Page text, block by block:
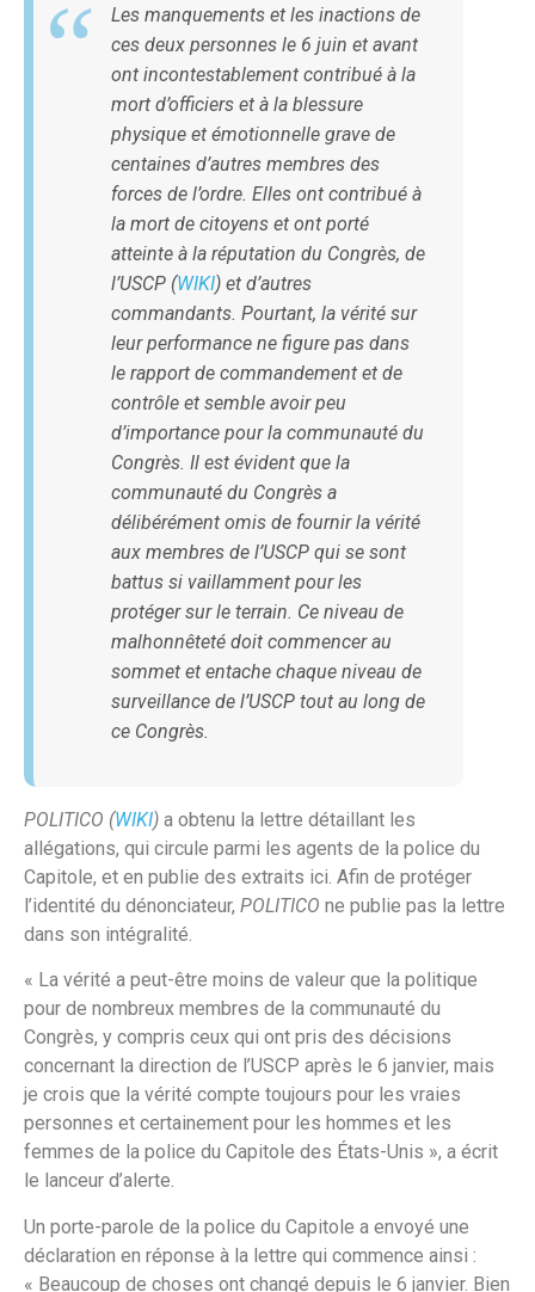
Les manquements et les inactions de
ces deux personnes le 6 juin et avant
ont incontestablement contribué à la
mort d’officiers et à la blessure
physique et émotionnelle grave de
centaines d’autres membres des
forces de l’ordre. Elles ont contribué à
la mort de citoyens et ont porté
atteinte à la réputation du Congrès, de
l’USCP (WIKI) et d’autres
commandants. Pourtant, la vérité sur
leur performance ne figure pas dans
le rapport de commandement et de
contrôle et semble avoir peu
d’importance pour la communauté du
Congrès. Il est évident que la
communauté du Congrès a
délibérément omis de fournir la vérité
aux membres de l’USCP qui se sont
battus si vaillamment pour les
protéger sur le terrain. Ce niveau de
malhonnêteté doit commencer au
sommet et entache chaque niveau de
surveillance de l’USCP tout au long de
ce Congrès.
POLITICO (WIKI) a obtenu la lettre détaillant les
allégations, qui circule parmi les agents de la police du
Capitole, et en publie des extraits ici. Afin de protéger
l’identité du dénonciateur, POLITICO ne publie pas la lettre
dans son intégralité.
« La vérité a peut-être moins de valeur que la politique
pour de nombreux membres de la communauté du
Congrès, y compris ceux qui ont pris des décisions
concernant la direction de l’USCP après le 6 janvier, mais
je crois que la vérité compte toujours pour les vraies
personnes et certainement pour les hommes et les
femmes de la police du Capitole des États-Unis », a écrit
le lanceur d’alerte.
Un porte-parole de la police du Capitole a envoyé une
déclaration en réponse à la lettre qui commence ainsi :
« Beaucoup de choses ont changé depuis le 6 janvier. Bien